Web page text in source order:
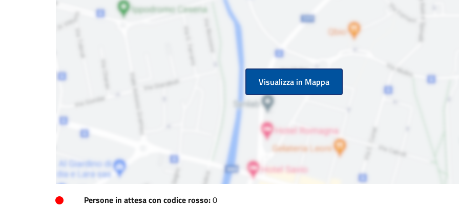
Visualizza in Mappa
Persone in attesa con codice rosso:0